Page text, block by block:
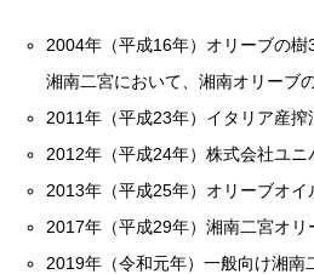
2004年（平成16年）オリーブの樹
湘南二宮において、湘南オリーブ
2011年（平成23年）イタリア産搾
2012年（平成24年）株式会社ユニ
2013年（平成25年）オリーブオイ
2017年（平成29年）湘南二宮オリ
2019年（令和元年）一般向け湘南